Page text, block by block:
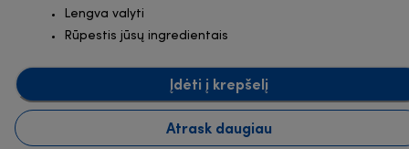
Lengva valyti
Rūpestis jūsų ingredientais
Įdėti į krepšelį
Atrask daugiau